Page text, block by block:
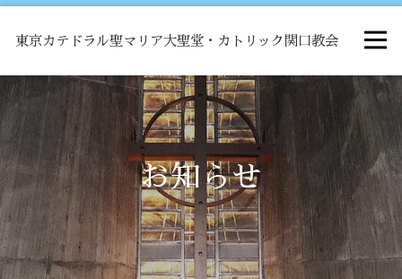
東京カテドラル聖マリア大聖堂・カトリック関口教会
HOME
ミサ
お知らせ
関口教会について
お知らせ